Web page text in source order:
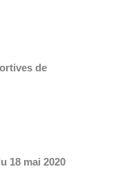
de
18 mai 2020